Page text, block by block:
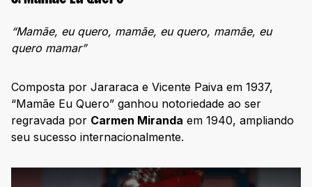
“Mamãe, eu quero, mamãe, eu quero, mamãe, eu
quero mamar”
Composta por Jararaca e Vicente Paiva em 1937,
“Mamãe Eu Quero” ganhou notoriedade ao ser
regravada por Carmen Miranda em 1940, ampliando
seu sucesso internacionalmente.